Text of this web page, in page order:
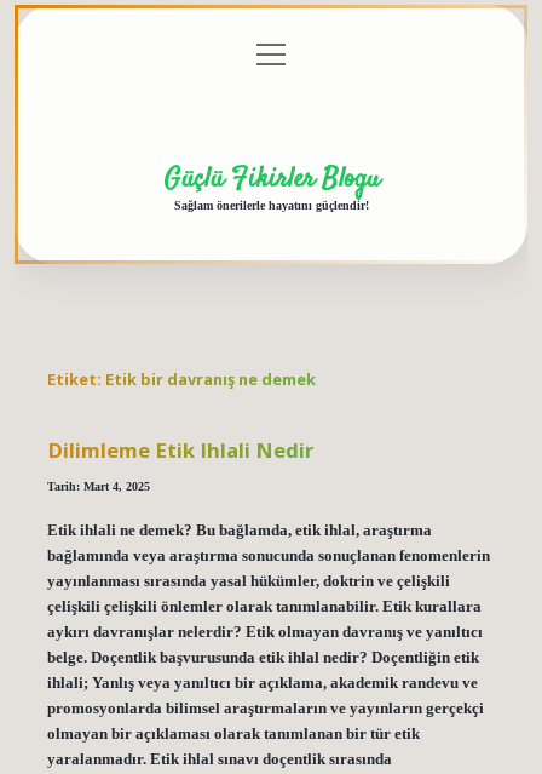
menüyü
aç
Güçlü Fikirler Blogu
Sağlam önerilerle hayatını güçlendir!
Etiket: Etik bir davranış ne demek
Dilimleme Etik Ihlali Nedir
Tarih: Mart 4, 2025
Etik ihlali ne demek? Bu bağlamda, etik ihlal, araştırma
bağlamında veya araştırma sonucunda sonuçlanan fenomenlerin
yayınlanması sırasında yasal hükümler, doktrin ve çelişkili
çelişkili çelişkili önlemler olarak tanımlanabilir. Etik kurallara
aykırı davranışlar nelerdir? Etik olmayan davranış ve yanıltıcı
belge. Doçentlik başvurusunda etik ihlal nedir? Doçentliğin etik
ihlali; Yanlış veya yanıltıcı bir açıklama, akademik randevu ve
promosyonlarda bilimsel araştırmaların ve yayınların gerçekçi
olmayan bir açıklaması olarak tanımlanan bir tür etik
yaralanmadır. Etik ihlal sınavı doçentlik sırasında